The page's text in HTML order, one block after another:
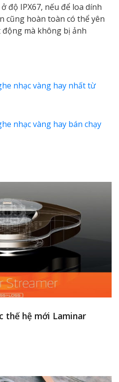
độ IPX67, nếu để loa dính
cũng hoàn toàn có thể yên
mà không bị ảnh
nhạc vàng hay nhất từ
nhạc vàng hay bán chạy
thế hệ mới Laminar